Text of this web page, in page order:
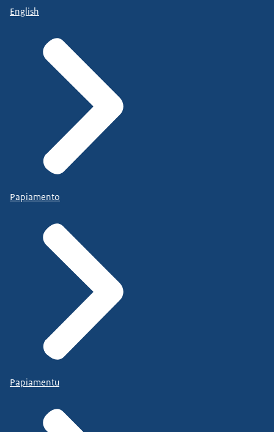
English
Papiamento
Papiamentu